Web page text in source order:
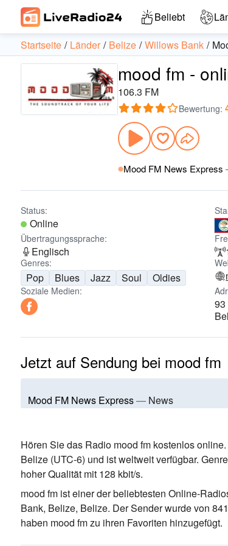
Beliebt
Startseite Länder Belize Willows Bank
mood fm -
106.3 FM
Bewertung:
Mood FM News Express
Status:
Online
Übertragungssprache:
Englisch
Genres:
Pop Blues Jazz Soul Oldies
Soziale Medien:
Jetzt auf Sendung bei mood fm
Mood FM News Express— News
Hören Sie das Radio mood fm kostenlos
Belize (UTC-6) und ist weltweit verfügbar.
hoher Qualität mit 128 kbit/s.
mood fm ist einer der beliebtesten Online-
Bank, Belize, Belize. Der Sender wurde von
haben mood fm zu ihren Favoriten hinzugefügt.